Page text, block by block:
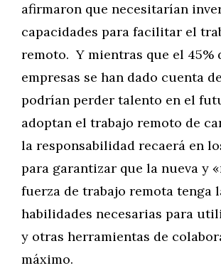
afirmaron que necesitarían
capacidades para facilitar el
remoto. Y mientras que el 45%
empresas se han dado cuenta
podrían perder talento en el
adoptan el trabajo remoto de
la responsabilidad recaerá en
para garantizar que la nueva y
fuerza de trabajo remota tenga
habilidades necesarias para
y otras herramientas de
máximo.